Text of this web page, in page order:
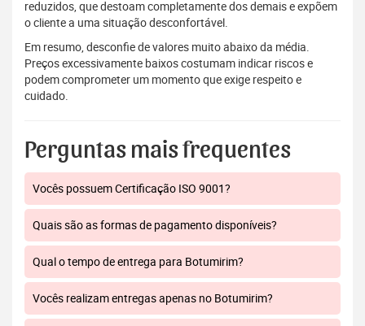
reduzidos, que destoam completamente dos demais e expõem
o cliente a uma situação desconfortável.
Em resumo, desconfie de valores muito abaixo da média.
Preços excessivamente baixos costumam indicar riscos e
podem comprometer um momento que exige respeito e
cuidado.
Perguntas mais frequentes
Vocês possuem Certificação ISO 9001?
Quais são as formas de pagamento disponíveis?
Qual o tempo de entrega para Botumirim?
Vocês realizam entregas apenas no Botumirim?